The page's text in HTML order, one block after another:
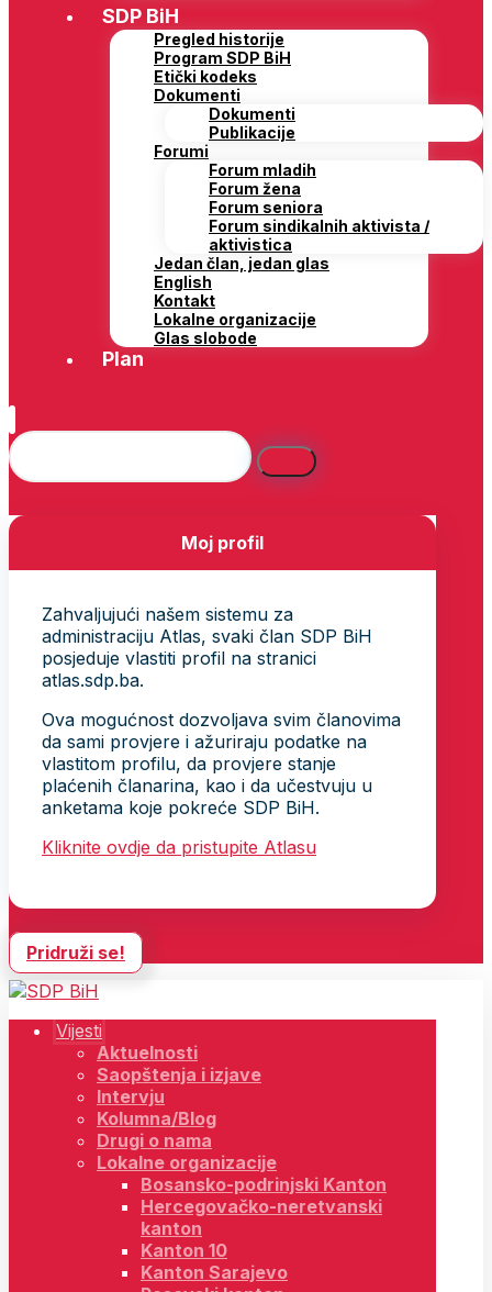
SDP BiH
Pregled historije
Program SDP BiH
Etički kodeks
Dokumenti
Dokumenti
Publikacije
Forumi
Forum mladih
Forum žena
Forum seniora
Forum sindikalnih aktivista /
aktivistica
Jedan član, jedan glas
English
Kontakt
Lokalne organizacije
Glas slobode
Plan
Moj profil
Zahvaljujući našem sistemu za
administraciju Atlas, svaki član SDP BiH
posjeduje vlastiti profil na stranici
atlas.sdp.ba.
Ova mogućnost dozvoljava svim članovima
da sami provjere i ažuriraju podatke na
vlastitom profilu, da provjere stanje
plaćenih članarina, kao i da učestvuju u
anketama koje pokreće SDP BiH.
Kliknite ovdje da pristupite Atlasu
Pridruži se!
Vijesti
Aktuelnosti
Saopštenja i izjave
Intervju
Kolumna/Blog
Drugi o nama
Lokalne organizacije
Bosansko-podrinjski Kanton
Hercegovačko-neretvanski
kanton
Kanton 10
Kanton Sarajevo